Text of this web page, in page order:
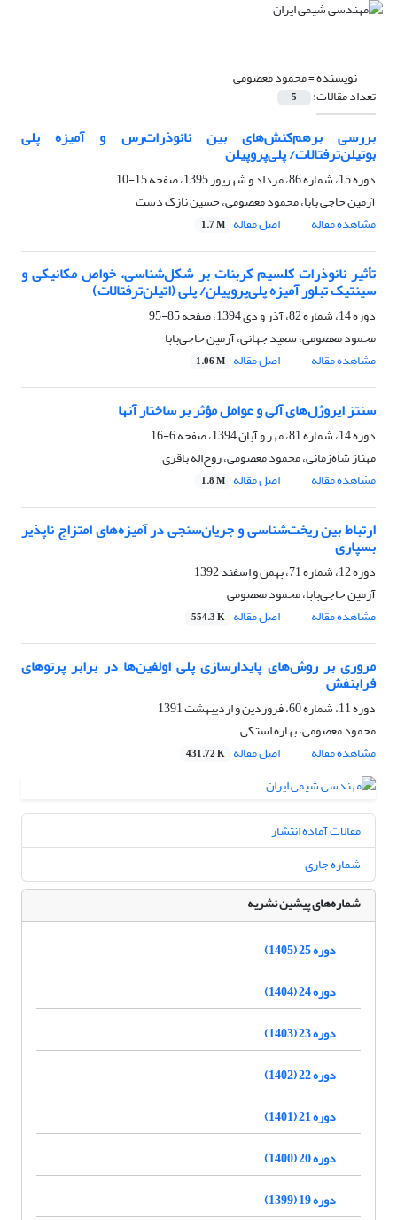
نویسنده =محمود معصومی
تعداد مقالات: 5
بررسی برهم‌کنش‌های بین نانوذرات‌رس و آمیزه پلی
بوتیلن‌ترفتالات/ پلی‌پروپیلن
دوره 15، شماره 86، مرداد و شهریور 1395، صفحه
15-10
آرمین حاجی بابا، محمود معصومی، حسین نازک دست
مشاهده مقاله
اصل مقاله 1.7 M
تأثیر نانوذرات کلسیم کربنات بر شکل‌شناسی، خواص مکانیکی و
سینتیک تبلور آمیزه پلی‌پروپیلن/ پلی ‌(اتیلن‌ترفتالات)
دوره 14، شماره 82، آذر و دی 1394، صفحه
85-95
محمود معصومی، سعید جهانی، آرمین حاجی‌بابا
مشاهده مقاله
اصل مقاله 1.06 M
سنتز ایروژل‌های آلی و عوامل مؤثر بر ساختار آنها
دوره 14، شماره 81، مهر و آبان 1394، صفحه
6-16
مهناز شاه‌زمانی، محمود معصومی، روح‌اله باقری
مشاهده مقاله
اصل مقاله 1.8 M
ارتباط بین ریخت‌شناسی و جریان‌سنجی در آمیزه‌های امتزاج ناپذیر
بسپاری
دوره 12، شماره 71، بهمن و اسفند 1392
آرمین حاجی‌بابا، محمود معصومی
مشاهده مقاله
اصل مقاله 554.3 K
مروری بر روش‌های پایدارسازی پلی اولفین‌ها در برابر پرتوهای
فرابنفش
دوره 11، شماره 60، فروردین و اردیبهشت 1391
محمود معصومی، بهاره استکی
مشاهده مقاله
اصل مقاله 431.72 K
مقالات آماده انتشار
شماره جاری
شماره‌های پیشین نشریه
دوره 25 (1405)
دوره 24 (1404)
دوره 23 (1403)
دوره 22 (1402)
دوره 21 (1401)
دوره 20 (1400)
دوره 19 (1399)